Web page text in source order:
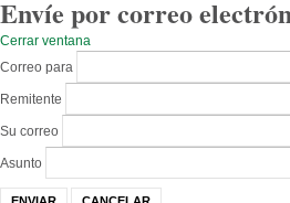
Envíe por correo
Cerrar ventana
Correo para
Remitente
Su correo
Asunto